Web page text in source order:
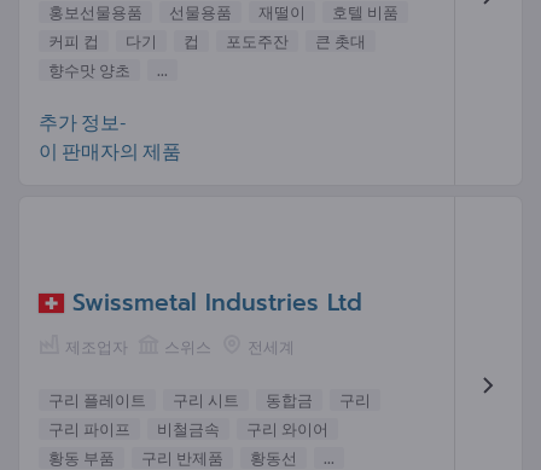
홍보선물용품 선물용품 재떨이
호텔 비품
커피 컵
다기 컵 포도주잔
큰 촛대
향수맛 양초
...
추가 정보-
이 판매자의 제품
Swissmetal Industries Ltd
제조업자 스위스 전세계
구리 플레이트 구리 시트 동합금
구리
구리 파이프
비철금속
구리 와이어
황동 부품
구리 반제품 황동선 ...